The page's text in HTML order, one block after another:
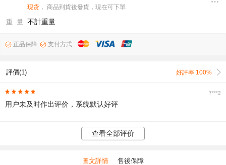
现货 ， 商品到貨後發貨，現在可下單
重 量 不計重量
正品保障 支付方式
評價(1) 好評率 100%
7***2
用户未及时作出评价，系统默认好评
查看全部评价
圖文詳情 售後保障